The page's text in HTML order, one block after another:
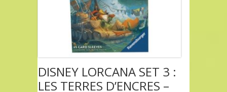
DISNEY LORCANA SET 3 :
LES TERRES D’ENCRES –